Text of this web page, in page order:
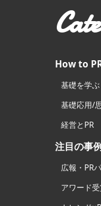
How to
基礎を学ぶ
基礎応用/
経営とPR
注目の事
広報・PR
アワード